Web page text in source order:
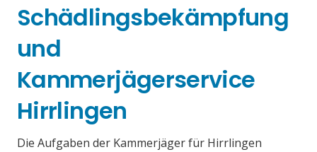
Schädlingsbekämpfung
und
Kammerjägerservice
Hirrlingen
Die Aufgaben der Kammerjäger für Hirrlingen